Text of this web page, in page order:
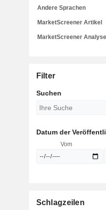
Andere Sprachen
MarketScreener Artikel
MarketScreener
Filter
Suchen
Datum der
Vom
Schlagzeilen